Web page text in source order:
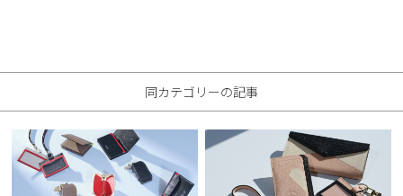
同カテゴリーの記事